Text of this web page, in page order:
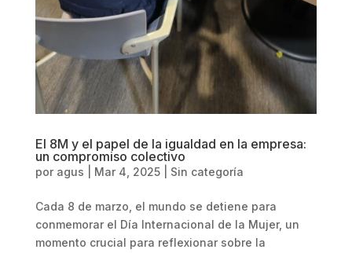
El 8M y el papel de la igualdad en la empresa:
un compromiso colectivo
por agus Mar 4, 2025| Sin categoría
Cada 8 de marzo, el mundo se detiene para
conmemorar el Día Internacional de la Mujer, un
momento crucial para reflexionar sobre la